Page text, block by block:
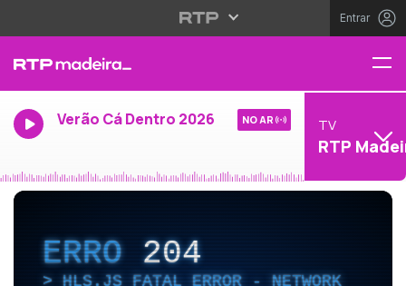
Entrar
Verão Cá Dentro 2026 NO AR TV
RTP
ERRO204
HLS.JS FATAL ERROR - NETWORK